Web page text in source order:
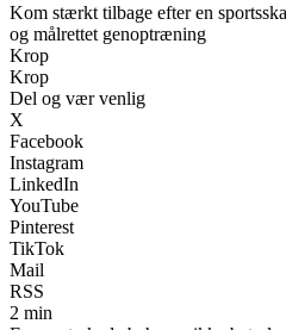
Kom stærkt tilbage efter en
og målrettet genoptræning
Krop
Krop
Del og vær venlig
X
Facebook
Instagram
LinkedIn
YouTube
Pinterest
TikTok
Mail
RSS
2 min